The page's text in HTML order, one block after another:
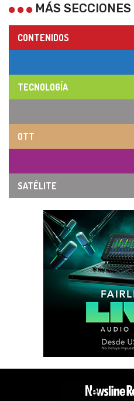
MÁS SECCIONES
CONTENIDOS
TECNOLOGÍA
OTT
SATÉLITE